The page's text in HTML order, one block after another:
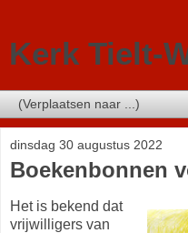
Kerk Tielt-
dinsdag 30 augustus 2022
Boekenbonnen
Het is bekend dat
vrijwilligers van